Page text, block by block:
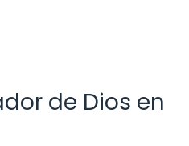
de Dios en